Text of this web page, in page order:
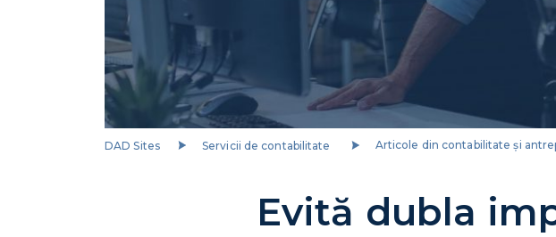
DAD Sites Servicii de contabilitate Articole din contabilitate și
Evită dubla